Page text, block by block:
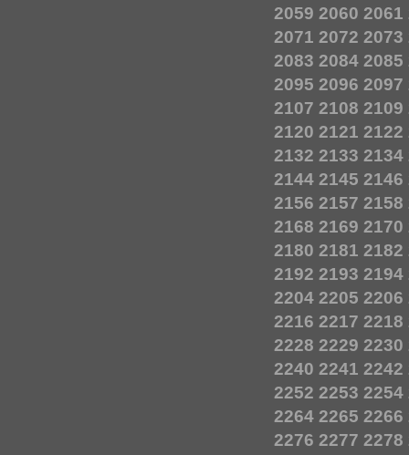
2059 2060 2061
2071 2072 2073
2083 2084 2085
2095 2096 2097
2107 2108 2109
2120 2121 2122
2132 2133 2134
2144 2145 2146
2156 2157 2158
2168 2169 2170
2180 2181 2182
2192 2193 2194
2204 2205 2206
2216 2217 2218
2228 2229 2230
2240 2241 2242
2252 2253 2254
2264 2265 2266
2276 2277 2278